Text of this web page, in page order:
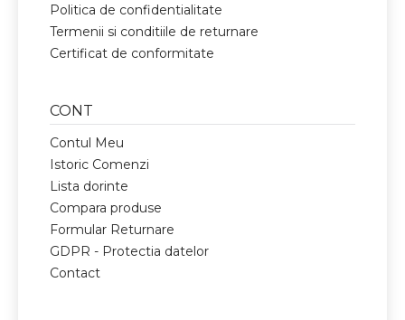
Politica de confidentialitate
Termenii si conditiile de returnare
Certificat de conformitate
CONT
Contul Meu
Istoric Comenzi
Lista dorinte
Compara produse
Formular Returnare
GDPR - Protectia datelor
Contact